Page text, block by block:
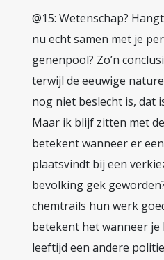
@15: Wetenschap?
nu echt samen met je
genenpool? Zo’n
terwijl de eeuwige
nog niet beslecht is, dat
Maar ik blijf zitten met
betekent wanneer er
plaatsvindt bij een
bevolking gek
chemtrails hun werk
betekent het wanneer
leeftijd een andere